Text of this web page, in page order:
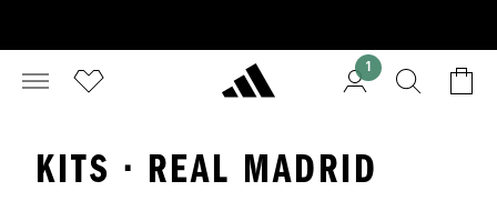
1
KITS · REAL MADRID